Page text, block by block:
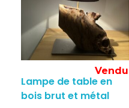
Lampe de table en
bois brut et métal